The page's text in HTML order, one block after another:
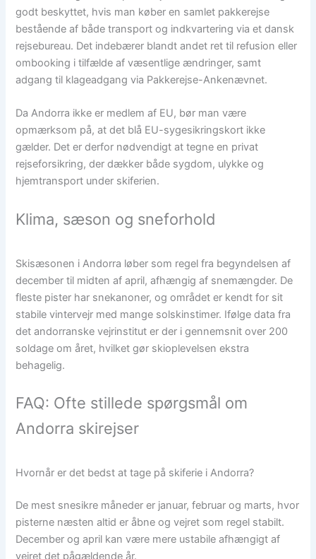
godt beskyttet, hvis man køber en samlet pakkerejse
bestående af både transport og indkvartering via et dansk
rejsebureau. Det indebærer blandt andet ret til refusion eller
ombooking i tilfælde af væsentlige ændringer, samt
adgang til klageadgang via Pakkerejse-Ankenævnet.
Da Andorra ikke er medlem af EU, bør man være
opmærksom på, at det blå EU-sygesikringskort ikke
gælder. Det er derfor nødvendigt at tegne en privat
rejseforsikring, der dækker både sygdom, ulykke og
hjemtransport under skiferien.
Klima, sæson og sneforhold
Skisæsonen i Andorra løber som regel fra begyndelsen af
december til midten af april, afhængig af snemængder. De
fleste pister har snekanoner, og området er kendt for sit
stabile vintervejr med mange solskinstimer. Ifølge data fra
det andorranske vejrinstitut er der i gennemsnit over 200
soldage om året, hvilket gør skioplevelsen ekstra
behagelig.
FAQ: Ofte stillede spørgsmål om
Andorra skirejser
Hvornår er det bedst at tage på skiferie i Andorra?
De mest snesikre måneder er januar, februar og marts, hvor
pisterne næsten altid er åbne og vejret som regel stabilt.
December og april kan være mere ustabile afhængigt af
vejret det pågældende år.